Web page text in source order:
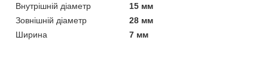
Внутрішній діаметр
15 мм
Зовнішній діаметр
28 мм
Ширина
7 мм